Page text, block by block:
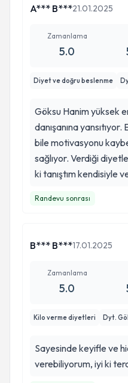
A*** B***21.01.2025
Zamanlama
5.0
Diyet ve doğru beslenme
Göksu Hanim yüksek
danışanına
bile motivasyonu
sağlıyor. Verdiği
ki tanıştım kendisiyle
Randevu sonrası
B*** B***17.01.2025
Zamanlama
5.0
Kilo verme diyetleri Dyt.
Sayesinde keyifle ve
verebiliyorum, iyi ki